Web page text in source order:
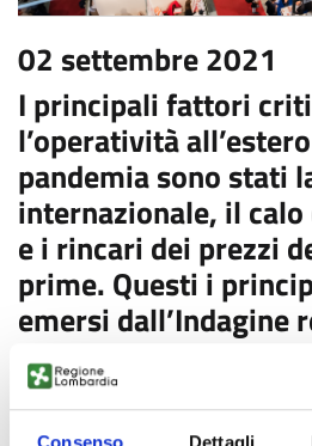
02 settembre 2021
I principali fattori
l’operatività
pandemia sono stati
internazionale, il
e i rincari dei prezzi
prime. Questi i
emersi dall’Indagine
campione di oltre
lombarde associate.